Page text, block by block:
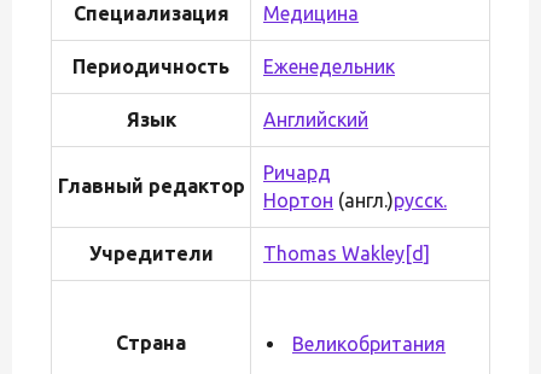
Специализация Медицина
Периодичность Еженедельник
Язык Английский
Главный редактор
Ричард
Нортон (англ.)русск.
Учредители Thomas Wakley[d]
Страна Великобритания